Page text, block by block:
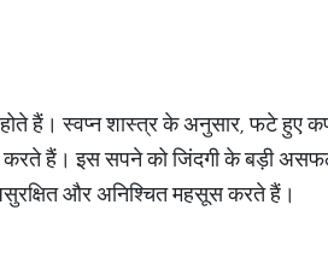
हैं। स्वप्न शास्त्र के अनुसार, फटे हुए
हैं। इस सपने को जिंदगी के बड़ी
और अनिश्चित महसूस करते हैं।